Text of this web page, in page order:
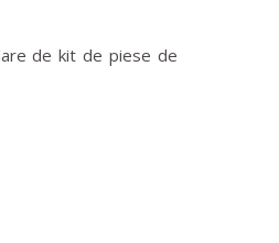
de kit de piese de